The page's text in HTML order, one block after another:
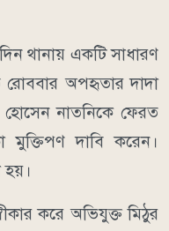
থানায় একটি সাধারণ
রোববার অপহৃতার দাদা
হোসেন নাতনিকে ফেরত
মুক্তিপণ দাবি করেন।
করে অভিযুক্ত মিঠুর